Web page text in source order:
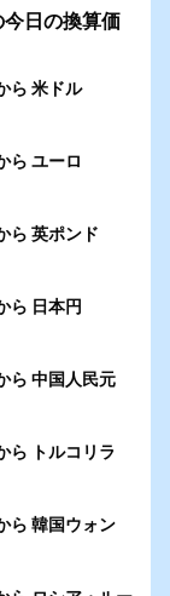
日の換算価
ら 米ドル
ユーロ
英ポンド
日本円
中国人民元
トルコリラ
韓国ウォン